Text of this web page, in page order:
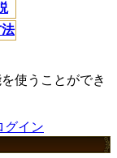
使うことができ
グイン